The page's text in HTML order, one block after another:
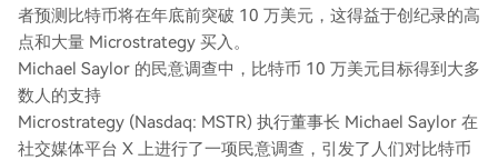
者预测比特币将在年底前突破 10 万美元，这得益于创纪录的高
点和大量 Microstrategy 买入。
Michael Saylor 的民意调查中，比特币 10 万美元目标得到大多
数人的支持
Microstrategy (Nasdaq: MSTR) 执行董事长 Michael Saylor 在
社交媒体平台 X 上进行了一项民意调查，引发了人们对比特币